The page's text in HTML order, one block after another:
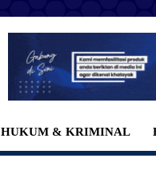
HUKUM & KRIMINAL